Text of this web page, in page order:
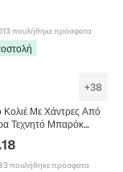
Πρωτότυπο
πουλήθηκε πρόσφατα
+38
Κολιέ Με Χάντρες Από
Τεχνητό Μπαρόκ
Μποέμ Κολιέ Βραχιόλι
Γυναίκες Άνδρες
Στυλ
πουλήθηκε πρόσφατα